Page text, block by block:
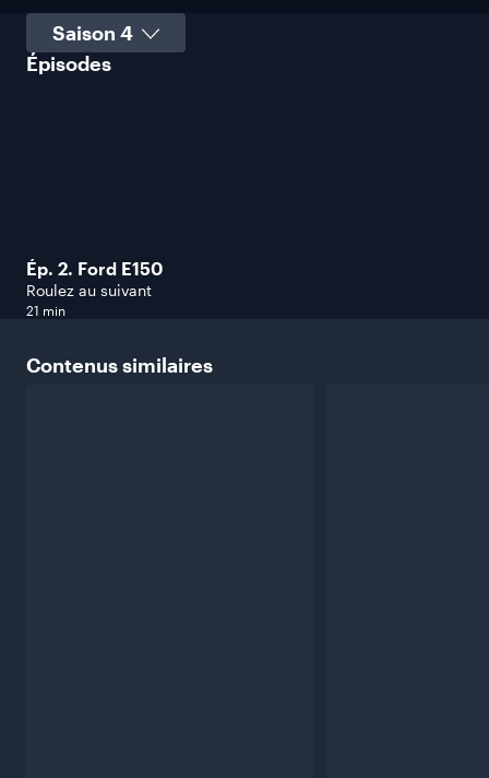
Sélectionner une saison
Épisodes
Ép. 2. Ford E150
Roulez au suivant
21 min
Contenussimilaires